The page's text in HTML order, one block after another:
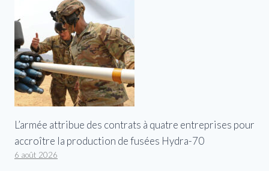
L’armée attribue des contrats à quatre entreprises pour
accroître la production de fusées Hydra-70
6 août 2026